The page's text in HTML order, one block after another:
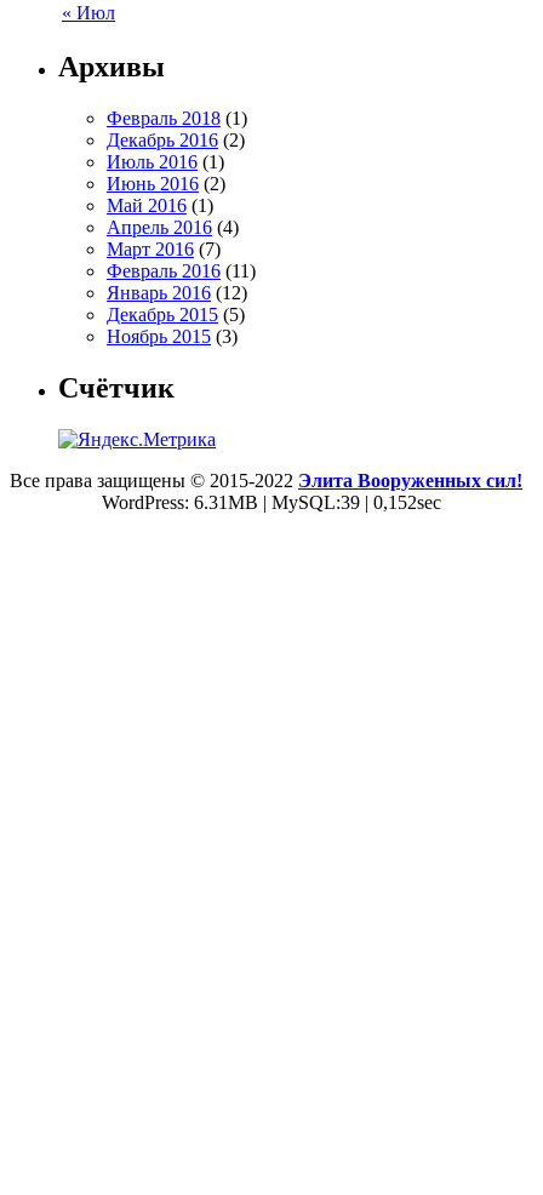
« Июл
Архивы
Февраль 2018 (1)
Декабрь 2016 (2)
Июль 2016 (1)
Июнь 2016 (2)
Май 2016 (1)
Апрель 2016 (4)
Март 2016 (7)
Февраль 2016 (11)
Январь 2016 (12)
Декабрь 2015 (5)
Ноябрь 2015 (3)
Счётчик
Все права защищены © 2015-2022 Элита Вооруженных сил!
WordPress: 6.31MB | MySQL:39 | 0,152sec